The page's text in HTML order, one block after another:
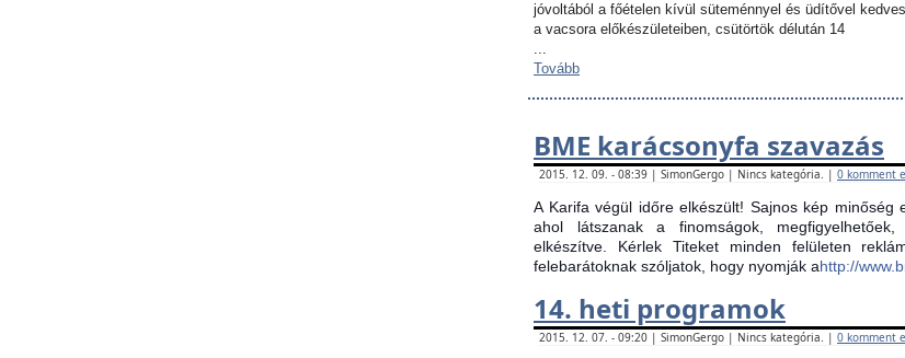
jóvoltából a főételen kívül süteménnyel és üdítővel
a vacsora előkészületeiben, csütörtök délután 14
...
Tovább
BME karácsonyfa szavazás
2015. 12. 09. - 08:39 | SimonGergo | Nincs kategória. | 0 komment
A Karifa végül időre elkészült! Sajnos kép minőség
ahol látszanak a finomságok,
elkészítve. Kérlek Titeket minden felületen
felebarátoknak szóljatok, hogy nyomják ahttp://
14. heti programok
2015. 12. 07. - 09:20 | SimonGergo | Nincs kategória. | 0 komment